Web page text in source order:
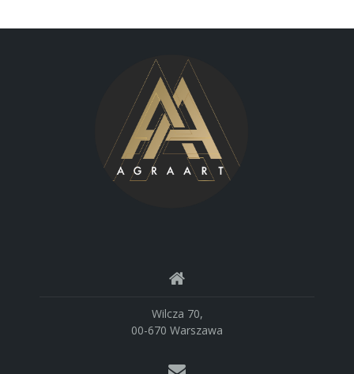
Wilcza 70,
00-670 Warszawa